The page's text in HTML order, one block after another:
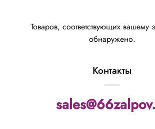
Товаров, соответствующих вашему
обнаружено.
Контакты